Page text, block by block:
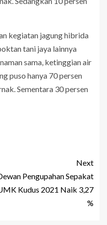
kegiatan jagung hibrida
tani jaya lainnya
sama, ketinggian air
puso hanya 70 persen
Sementara 30 persen
Next
Pengupahan Sepakat
Kudus 2021 Naik 3,27
%